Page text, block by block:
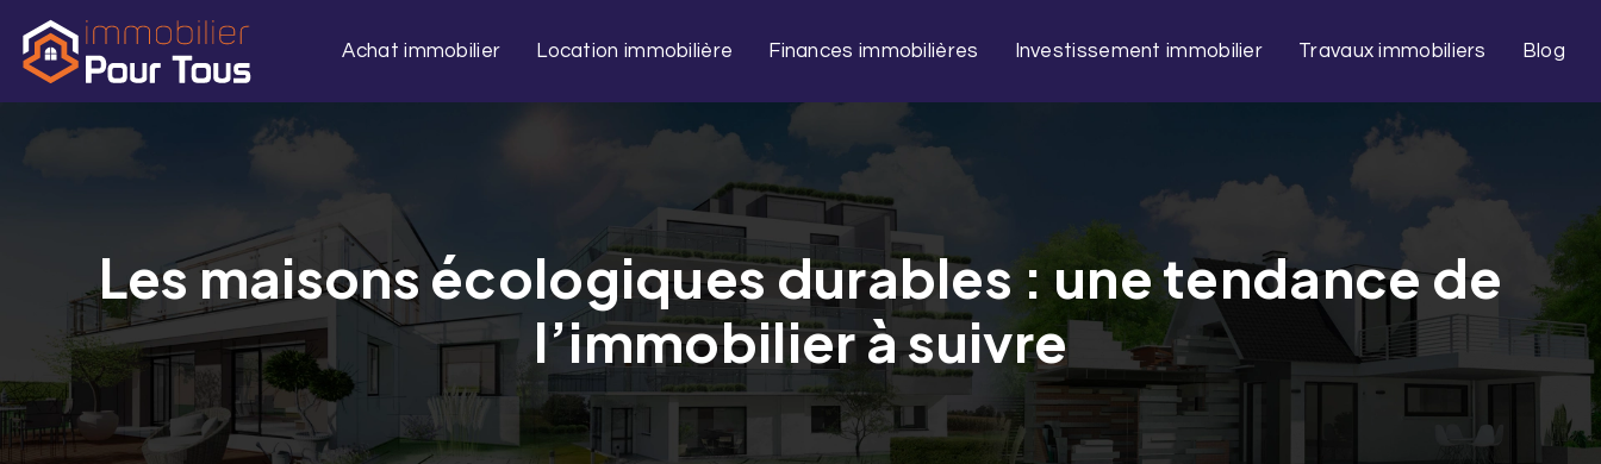
Achat immobilier Location immobilière Finances immobilières Investissement immobilier Travaux immobiliers Blog
Les maisons écologiques durables : une tendance de
l’immobilier à suivre